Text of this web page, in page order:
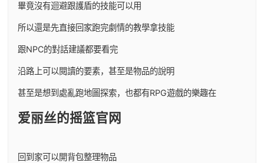
畢竟沒有迴避跟護盾的技能可以用
所以還是先直接回家跑完劇情的教學拿技能
跟NPC的對話建議都要看完
沿路上可以閱讀的要素，甚至是物品的說明
甚至是想到處亂跑地圖探索，也都有RPG遊戲的樂趣在
爱丽丝的摇篮官网
回到家可以開背包整理物品